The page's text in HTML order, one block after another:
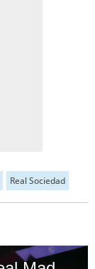
Real Sociedad